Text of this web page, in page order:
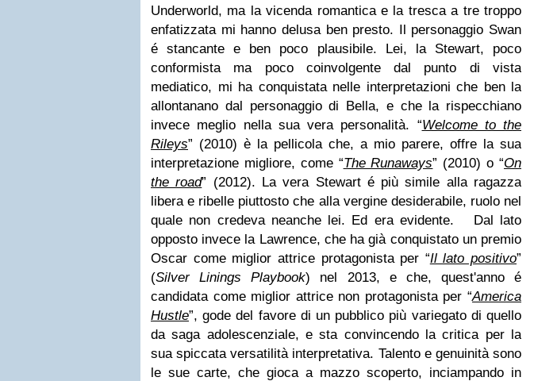
Underworld, ma la vicenda romantica e la tresca a tre troppo
enfatizzata mi hanno delusa ben presto. Il personaggio Swan
é stancante e ben poco plausibile. Lei, la Stewart, poco
conformista ma poco coinvolgente dal punto di vista
mediatico, mi ha conquistata nelle interpretazioni che ben la
allontanano dal personaggio di Bella, e che la rispecchiano
invece meglio nella sua vera personalità. “Welcome to the
Rileys” (2010) è la pellicola che, a mio parere, offre la sua
interpretazione migliore, come “The Runaways” (2010) o “On
the road” (2012). La vera Stewart é più simile alla ragazza
libera e ribelle piuttosto che alla vergine desiderabile, ruolo nel
quale non credeva neanche lei. Ed era evidente.
Dal lato
opposto invece la Lawrence, che ha già conquistato un premio
Oscar come miglior attrice protagonista per “Il lato positivo”
(Silver Linings Playbook) nel 2013, e che, quest'anno é
candidata come miglior attrice non protagonista per “America
Hustle”, gode del favore di un pubblico più variegato di quello
da saga adolescenziale, e sta convincendo la critica per la
sua spiccata versatilità interpretativa. Talento e genuinità sono
le sue carte, che gioca a mazzo scoperto, inciampando in